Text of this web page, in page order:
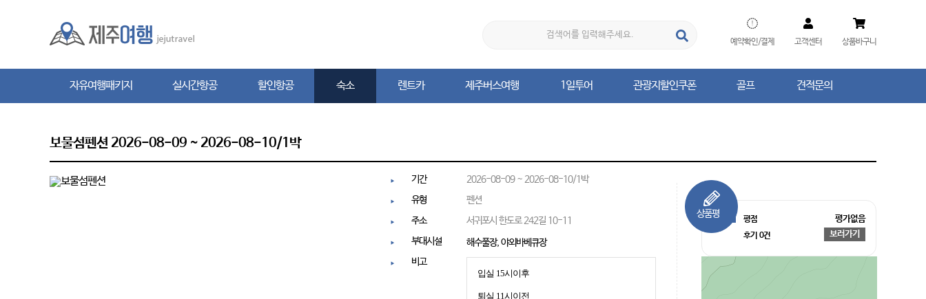
예약확인/결제 고객센터 상품바구니
자유여행패키지 실시간항공 할인항공 숙소 렌트카 제주버스여행 1일투어 관광지할인쿠폰 골프 견적문의
보물섬펜션 2026-08-09 ~ 2026-08-10/1박
기간
2026-08-09 ~ 2026-08-10/1박
유형
펜션
주소
서귀포시 한도로 242길 10-11
부대시설
해수풀장, 야외바베큐장
비고
입실 15시이후
퇴실 11시이전
평점 평가없음
후기 0건 보러가기